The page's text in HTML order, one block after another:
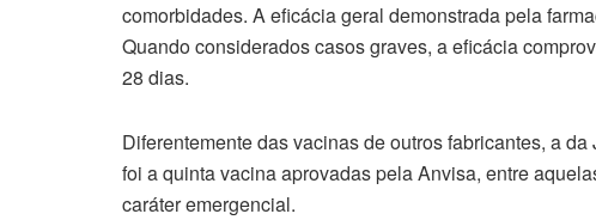
comorbidades. A eficácia geral demonstrada pela
Quando considerados casos graves, a eficácia
28 dias.
Diferentemente das vacinas de outros fabricantes, a
foi a quinta vacina aprovadas pela Anvisa, entre
caráter emergencial.